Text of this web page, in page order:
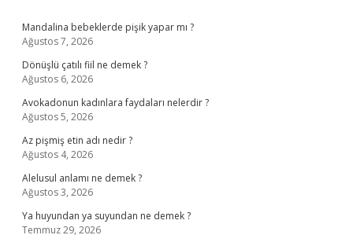
Mandalina bebeklerde pişik yapar mı ?
Ağustos 7, 2026
Dönüşlü çatılı fiil ne demek ?
Ağustos 6, 2026
Avokadonun kadınlara faydaları nelerdir ?
Ağustos 5, 2026
Az pişmiş etin adı nedir ?
Ağustos 4, 2026
Alelusul anlamı ne demek ?
Ağustos 3, 2026
Ya huyundan ya suyundan ne demek ?
Temmuz 29, 2026